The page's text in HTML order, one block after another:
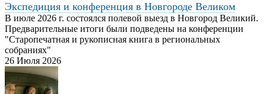
Экспедиция и конференция в Новгороде Великом
В июле 2026 г. состоялся полевой выезд в Новгород Великий.
Предварительные итоги были подведены на конференции
"Старопечатная и рукописная книга в региональных
собраниях"
26 Июля 2026